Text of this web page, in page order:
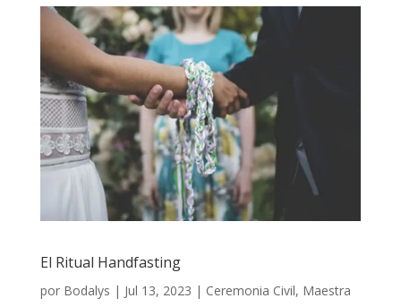
El Ritual Handfasting
por Bodalys | Jul 13, 2023 | Ceremonia Civil, Maestra